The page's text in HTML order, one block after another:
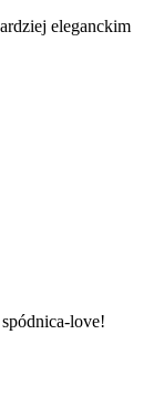
eleganckim
love!